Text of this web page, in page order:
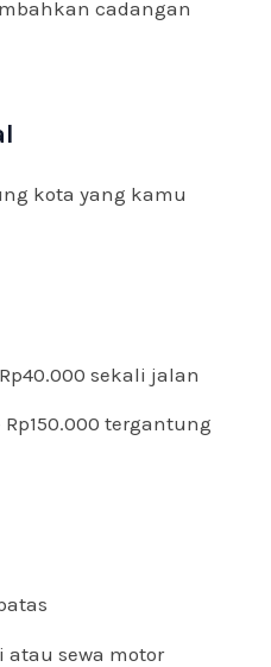
cadangan
kota yang kamu
sekali jalan
Rp150.000 tergantung
atau sewa motor